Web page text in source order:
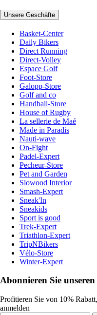
Unsere Geschäfte
Basket-Center
Daily Bikers
Direct Running
Direct-Volley
Espace Golf
Foot-Store
Galopp-Store
Golf and co
Handball-Store
House of Rugby
La sellerie de Maé
Made in Paradis
Nauti-wave
On-Fight
Padel-Expert
Pecheur-Store
Pet and Garden
Slowood Interior
Smash-Expert
Sneak'In
Sneakids
Sport is good
Trek-Expert
Triathlon-Expert
TripNBikers
Vélo-Store
Winter-Expert
Abonnieren Sie
Profitieren Sie von 10%
anmelden